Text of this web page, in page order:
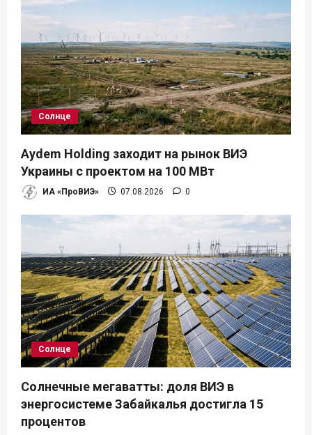
Солнце
Aydem Holding заходит на рынок ВИЭ
Украины с проектом на 100 МВт
ИА «ПроВИЭ» 07.08.2026 0
Солнце
Солнечные мегаватты: доля ВИЭ в
энергосистеме Забайкалья достигла 15
процентов